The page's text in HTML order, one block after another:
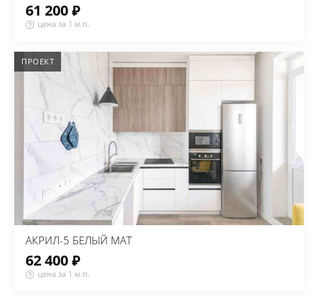
61 200 ₽
цена за 1 м.п.
ПРОЕКТ
АКРИЛ-5 БЕЛЫЙ МАТ
62 400 ₽
цена за 1 м.п.